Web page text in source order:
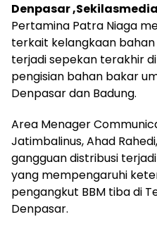
Denpasar
Pertamina Patra Niaga
terkait kelangkaan
terjadi sepekan terakhir
pengisian bahan bakar
Denpasar dan Badung.
Area Menager
Jatimbalinus, Ahad
gangguan distribusi
yang mempengaruhi
pengangkut BBM tiba di
Denpasar.